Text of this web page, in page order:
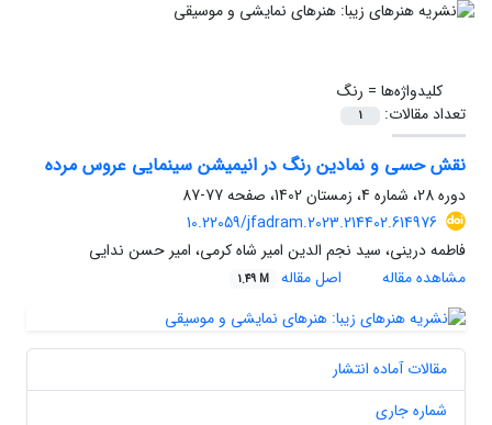
کلیدواژه‌ها = رنگ
تعداد مقالات:
1
نقش حسی و نمادین رنگ در انیمیشن سینمایی عروس مرده
دوره 28، شماره 4، زمستان 1402، صفحه
77-87
10.22059/jfadram.2023.214402.614976
فاطمه درینی، سید نجم الدین امیر شاه کرمی، امیر حسن ندایی
مشاهده مقاله
اصل مقاله 1.49 M
مقالات آماده انتشار
شماره جاری